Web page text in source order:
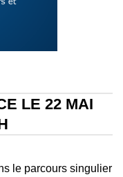
LE 22 MAI
le parcours singulier